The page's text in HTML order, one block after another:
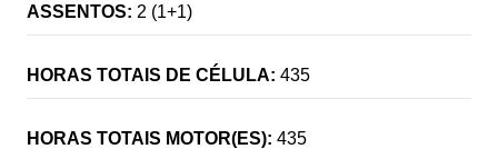
ASSENTOS: 2 (1+1)
HORAS TOTAIS DE CÉLULA: 435
HORAS TOTAIS MOTOR(ES): 435